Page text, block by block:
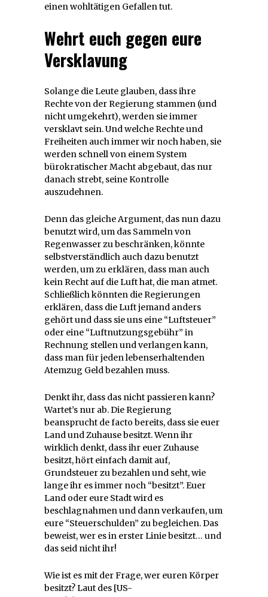
einen wohltätigen Gefallen tut.
Wehrt euch gegen eure
Versklavung
Solange die Leute glauben, dass ihre
Rechte von der Regierung stammen (und
nicht umgekehrt), werden sie immer
versklavt sein. Und welche Rechte und
Freiheiten auch immer wir noch haben, sie
werden schnell von einem System
bürokratischer Macht abgebaut, das nur
danach strebt, seine Kontrolle
auszudehnen.
Denn das gleiche Argument, das nun dazu
benutzt wird, um das Sammeln von
Regenwasser zu beschränken, könnte
selbstverständlich auch dazu benutzt
werden, um zu erklären, dass man auch
kein Recht auf die Luft hat, die man atmet.
Schließlich könnten die Regierungen
erklären, dass die Luft jemand anders
gehört und dass sie uns eine “Luftsteuer”
oder eine “Luftnutzungsgebühr” in
Rechnung stellen und verlangen kann,
dass man für jeden lebenserhaltenden
Atemzug Geld bezahlen muss.
Denkt ihr, dass das nicht passieren kann?
Wartet’s nur ab. Die Regierung
beansprucht de facto bereits, dass sie euer
Land und Zuhause besitzt. Wenn ihr
wirklich denkt, dass ihr euer Zuhause
besitzt, hört einfach damit auf,
Grundsteuer zu bezahlen und seht, wie
lange ihr es immer noch “besitzt”. Euer
Land oder eure Stadt wird es
beschlagnahmen und dann verkaufen, um
eure “Steuerschulden” zu begleichen. Das
beweist, wer es in erster Linie besitzt… und
das seid nicht ihr!
Wie ist es mit der Frage, wer euren Körper
besitzt? Laut des [US-